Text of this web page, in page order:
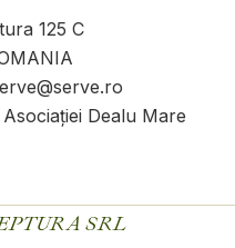
125 C
Dealu Mare
SRL